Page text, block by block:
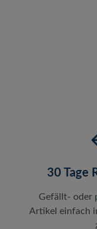
30 Tage
Gefällt- oder
Artikel einfach